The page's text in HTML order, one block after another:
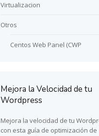
Virtualizacion
Otros
Centos Web Panel (CWP
Mejora la Velocidad de tu
Wordpress
Mejora la velocidad de tu
con esta guía de optimización de